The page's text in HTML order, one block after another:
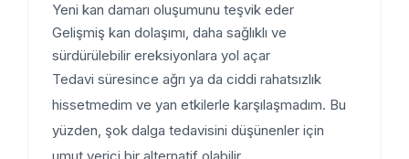
Yeni kan damarı oluşumunu teşvik eder
Gelişmiş kan dolaşımı, daha sağlıklı ve
sürdürülebilir ereksiyonlara yol açar
Tedavi süresince ağrı ya da ciddi rahatsızlık
hissetmedim ve yan etkilerle karşılaşmadım. Bu
yüzden, şok dalga tedavisini düşünenler için